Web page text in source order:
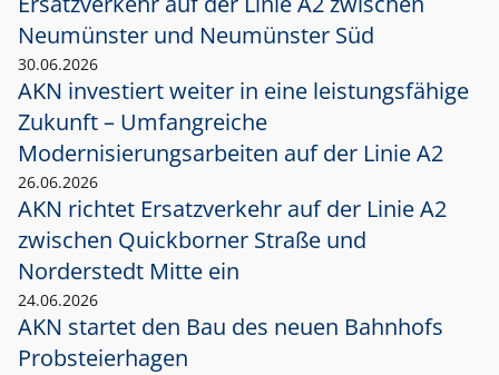
Neumünster und Neumünster Süd
30.06.2026
AKN investiert weiter in eine leistungsfähige
Zukunft – Umfangreiche
Modernisierungsarbeiten auf der Linie A2
26.06.2026
AKN richtet Ersatzverkehr auf der Linie A2
zwischen Quickborner Straße und
Norderstedt Mitte ein
24.06.2026
AKN startet den Bau des neuen Bahnhofs
Probsteierhagen